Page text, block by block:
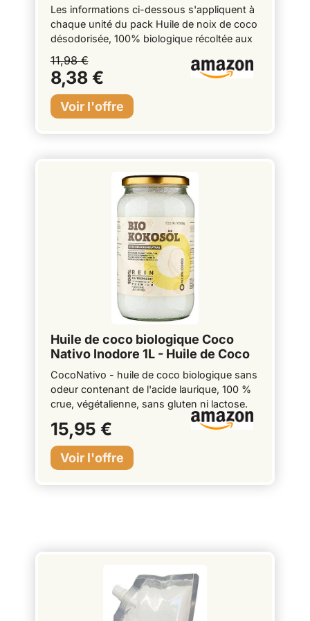
- Cuisine et cosmétique - 314ml
(Lot de 2)
Les informations ci-dessous s'appliquent à
chaque unité du pack Huile de noix de coco
désodorisée, 100% biologique récoltée aux
désodorisée est issue de la pulpe séchée de
noix de coco. Les noix de coco sont
pressées et raffinées en douceur. L'huile de
noix de coco désodorisée / raffinée est
le beurre dans les pâtisserie. L'huile vierge
de noix de coco bio désodorisée est parfaite
pour les soins cosmétiques : elle hydrate la
peau et les cheveux en profondeur.
11,98 €
8,38 €
Huile de coco biologique Coco
Nativo Inodore 1L - Huile de Coco
Desodorisee
CocoNativo - huile de coco biologique sans
odeur contenant de l'acide laurique, 100 %
crue, végétalienne, sans gluten ni lactose.
Nutritive - Grâce à une extraction douce,
l'huile de coco contient de l'acide laurique et
d'autres substances actives précieuses
telles que la vitamine E, le magnésium, le
peut être utilisée comme soin pour les
d'autres choses encore. Un must dans la
cuisine - Utilisation polyvalente - non
seulement parfaite pour la cuisson, la friture
15,95 €